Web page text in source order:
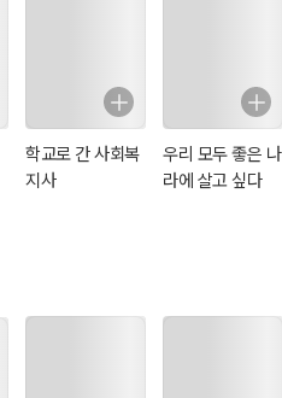
학교로 간 사회복
지사
우리 모두 좋은 나
라에 살고 싶다